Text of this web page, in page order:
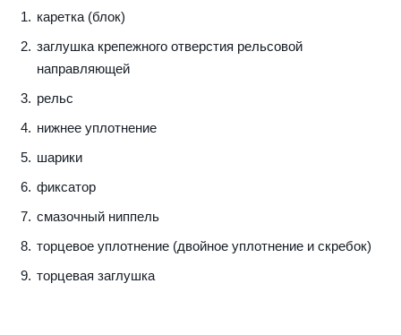
каретка (блок)
заглушка крепежного отверстия рельсовой
направляющей
рельс
нижнее уплотнение
шарики
фиксатор
смазочный ниппель
торцевое уплотнение (двойное уплотнение и скребок)
торцевая заглушка